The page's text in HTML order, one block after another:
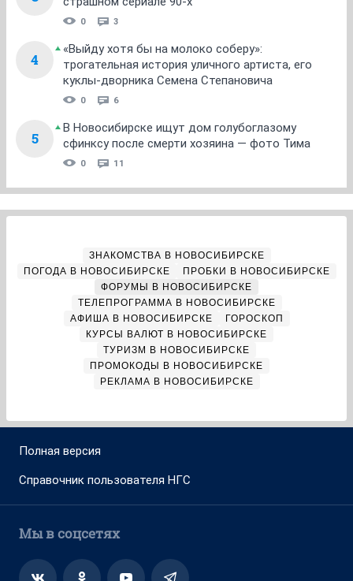
0 3
4
«Выйду хотя бы на молоко соберу»:
трогательная история уличного артиста, его
куклы-дворника Семена Степановича
0 6
5
В Новосибирске ищут дом голубоглазому
сфинксу после смерти хозяина — фото Тима
0 11
ЗНАКОМСТВА В НОВОСИБИРСКЕ
ПОГОДА В НОВОСИБИРСКЕ
ПРОБКИ В НОВОСИБИРСКЕ
ФОРУМЫ В НОВОСИБИРСКЕ
ТЕЛЕПРОГРАММА В НОВОСИБИРСКЕ
АФИША В НОВОСИБИРСКЕ
ГОРОСКОП
КУРСЫ ВАЛЮТ В НОВОСИБИРСКЕ
ТУРИЗМ В НОВОСИБИРСКЕ
ПРОМОКОДЫ В НОВОСИБИРСКЕ
РЕКЛАМА В НОВОСИБИРСКЕ
Полная версия
Справочник пользователя НГС
Мы в соцсетях